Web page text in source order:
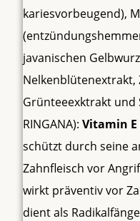
kariesvorbeugend),
javanischen
Nelkenblütenextrakt,
Grünteeexktrakt und
RINGANA): Vitamin E
schützt durch seine
Zahnfleisch vor
wirkt präventiv vor
dient als